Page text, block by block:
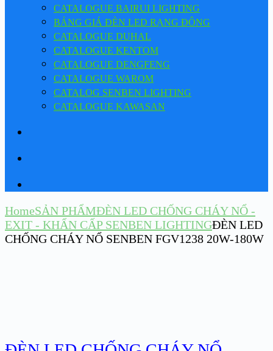
CATALOGUE BAIRUI LIGHTING
BẢNG GIÁ ĐÈN LED RẠNG ĐÔNG
CATALOGUE DUHAL
CATALOGUE KENTOM
CATALOGUE DENGFENG
CATALOGUE WAROM
CATALOG SENBEN LIGHTING
CATALOGUE KAWASAN
HomeSẢN PHẨMĐÈN LED CHỐNG CHÁY NỔ -
EXIT - KHẨN CẤP SENBEN LIGHTINGĐÈN LED
CHỐNG CHÁY NỔ SENBEN FGV1238 20W-180W